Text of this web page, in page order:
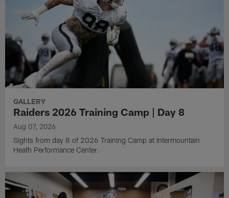
GALLERY
Raiders 2026 Training Camp | Day 8
Aug 07, 2026
Sights from day 8 of 2026 Training Camp at Intermountain
Heath Performance Center.